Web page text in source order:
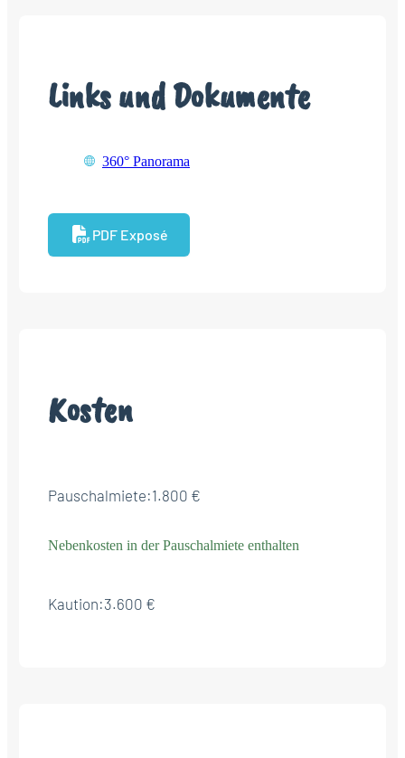
Links und Dokumente
360° Panorama
PDF Exposé
Kosten
Pauschalmiete:1.800 €
Nebenkosten in der Pauschalmiete enthalten
Kaution:3.600 €